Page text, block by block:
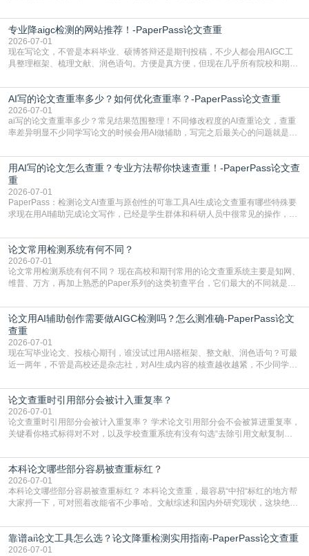
自带不可忽视的查重风险。AI训练依赖海量公开的文本数据，生成内容本质是基
于训练数据的概率拼接，不是从零开始的原创创作。生成过程中，很容易复用已
有的高频公共表述，甚至直接拼接已经公开
专业降aigc检测的网站推荐！-PaperPass论文查重
2026-07-01
现在写论文，不管是本科毕业、硕博答辩还是期刊投稿，不少人都会用AIGC工
具整理框架、梳理文献、润色语句。方便是真方便，但现在几乎所有院校和期刊
五遍还是过不了预检测的大有人在，这时候，找到靠谱的降AIGC检测率的网
站，就能少走好多弯路。PaperPass：守护学术原创性的智能伙伴AIGC生成内
容的学术合规痛点去年帮一个本科师弟改
AI写的论文查重率多少？如何优化查重率？-PaperPass论文查重
2026-07-01
ai写的论文查重率多少？常见结果范围整理！不同修改程度的AI查重论文，查重
率差异明显不少同学写论文的时候会用AI做辅助，写完之后最关心的问题就是ai
实际情况和大家想的不太一样。AI训练依赖海量公开学术文献、网络内容，生成
内容本质是按照语义概率拼接已有内容，很容易和已发布的作品撞重复，甚至会
直接引用整段已有内容，所以查重率偏高是
用AI写的论文怎么查重？专业方法帮你快速查重！-PaperPass论文查
重
2026-07-01
PaperPass：检测论文AI查重与原创性的可靠工具AI生成论文查重有哪些特殊要
求现在用AI辅助完成论文写作，已经是学生群体和科研人员中很常见的操作，不
但很多人忽略了，AI生成的内容天生带有重复风险——训练AI的数据集本身就包
含大量已公开的学术内容、网络原创内容，AI输出内容时很容易无意识拼接出重
复片
论文常用检测系统有何不同？
2026-07-01
论文常用检测系统有何不同？ 现在高校和期刊常用的论文查重系统主要是知网、
维普、万方，再加上熟悉的Paper系列的这类初查平台，它们最大的不同就是数
查数值误导。知网（CNKI）是学校定稿检测的绝对主流。本科用PMLC，含大学
生联合比对库，能比历届学长论文，硕博用VIP/TMLC，含学术论文联合比对
库，期刊投稿用AMLMC/SML
论文用AI辅助创作需要做AIGC检测吗？怎么测准确-PaperPass论文
查重
2026-07-01
现在写毕业论文、投核心期刊，谁没试过用AI搭框架、整文献、润色语句？可最
近一两年，不管是高校还是杂志社，对AI生成内容的核查越收越紧，不少同学投
真的太亏。提前做AIGC检测，已经成了很多过来人交稿前必做的一步。为什么
AIGC检测成了论文答辩投稿前的必备项？可能还有不少人觉得，我就用AI搭了个
框架，内容都是自己写的，至于做AIG
论文查重时引用部分会被计入重复率？
2026-07-01
论文查重时引用部分会被计入重复率？ 学术论文引用部分会不会被算进重复率，
关键看你格式标得对不对，以及学校查重系统有没有勾选“去除引用文献复制
独占一行，每条文献用[1][2]方括号编号、与正文一一对应，著录项符合GB/T
7714（作者、题名、刊名、年、卷期、页码齐全，标点用半角）；查重系统识别
成功后通常把这段标为引用，
本科论文哪些部分容易被查重标红？
2026-07-01
本科论文哪些部分容易被查重标红？ 本科论文查重，最容易“中招“标红的地方帮
大家捋一下，可对照着改能省不少事哈。文献综述和国内外研究现状，这块绝对
乎一模一样的话，你要是直接复制百度百科、教材或别人写好的综述段落，系统
一抓一个准，整段飘红。研究背景、意义和方法描述也是不可避免，比如“本文采
用问卷调查法““运用SPSS软件进行数据分
靠谱ai论文工具怎么选？论文降重检测实用指南-PaperPass论文查重
2026-07-01